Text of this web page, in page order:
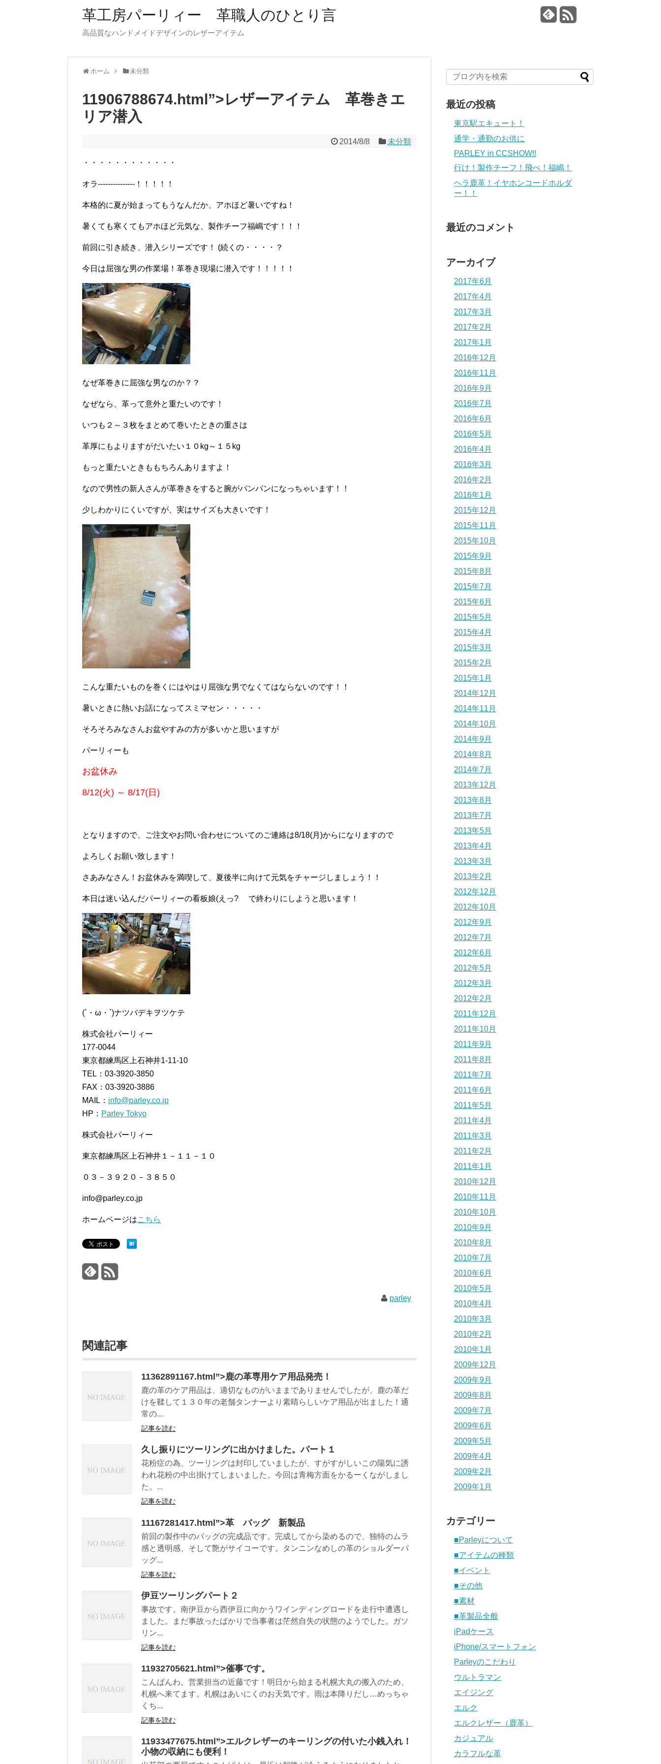
革工房パーリィー 革職人のひとり言
高品質なハンドメイドデザインのレザーアイテム
ホーム 未分類
11906788674.html”>レザーアイテム 革巻きエ
リア潜入
2014/8/8 未分類
・・・・・・・・・・・・
オラ---------------！！！！！
本格的に夏が始まってもうなんだか、アホほど暑いですね！
暑くても寒くてもアホほど元気な、製作チーフ福嶋です！！！
前回に引き続き、潜入シリーズです！ (続くの・・・・？
今日は屈強な男の作業場！革巻き現場に潜入です！！！！！
なぜ革巻きに屈強な男なのか？？
なぜなら、革って意外と重たいのです！
いつも２～３枚をまとめて巻いたときの重さは
革厚にもよりますがだいたい１０kg～１５kg
もっと重たいときももちろんありますよ！
なので男性の新人さんが革巻きをすると腕がパンパンになっちゃいます！！
少しわかりにくいですが、実はサイズも大きいです！
こんな重たいものを巻くにはやはり屈強な男でなくてはならないのです！！
暑いときに熱いお話になってスミマセン・・・・・
そろそろみなさんお盆やすみの方が多いかと思いますが
パーリィーも
お盆休み
8/12(火) ～ 8/17(日 )
となりますので、ご注文やお問い合わせについてのご連絡は8/18(月)からになりますので
よろしくお願い致します！
さあみなさん！お盆休みを満喫して、夏後半に向けて元気をチャージしましょう！！
本日は迷い込んだパーリィーの看板娘(えっ? で終わりにしようと思います！
(´・ω・`)ナツバデキヲツケテ
株式会社パーリィー
177-0044
東京都練馬区上石神井1-11-10
TEL：03-3920-3850
FAX：03-3920-3886
MAIL： info@parley.co.jp
HP： Parley Tokyo
株式会社パーリィー
東京都練馬区上石神井１－１１－１０
０３－３９２０－３８５０
info@parley.co.jp
ホームページはこちら
parley
関連記事
11362891167.html”>鹿の革専用ケア用品発売！
鹿の革のケア用品は、適切なものがいままでありませんでしたが、鹿の革だ
けを鞣して１３０年の老舗タンナーより素晴らしいケア用品が出ました！通
常の...
記事を読む
久し振りにツーリングに出かけました。パート１
花粉症の為、ツーリングは封印していましたが、すがすがしいこの陽気に誘
われ花粉の中出掛けてしまいました。今回は青梅方面をかるーくながしまし
た。...
記事を読む
11167281417.html”>革 バッグ 新製品
前回の製作中のバッグの完成品です。完成してから染めるので、独特のムラ
感と透明感、そして艶がサイコーです。タンニンなめしの革のショルダーバ
ッグ...
記事を読む
伊豆ツーリングパート２
事故です。南伊豆から西伊豆に向かうワインディングロードを走行中遭遇し
ました。まだ事故ったばかりで当事者は茫然自失の状態のようでした。ガソ
リン...
記事を読む
11932705621.html”>催事です。
こんばんわ。営業担当の近藤です！明日から始まる札幌大丸の搬入のため、
札幌へ来てます。札幌はあいにくのお天気です。雨は本降りだし…めっちゃ
くち...
記事を読む
11933477675.html”>エルクレザーのキーリングの付いた小銭入れ！
小物の収納にも便利！
最近の投稿
東京駅エキュート！
通学・通勤のお供に
PARLEY in CCSHOW!!
行け！製作チーフ！飛べ！福嶋！
ヘラ鹿革！イヤホンコードホルダ
ー！！
最近のコメント
アーカイブ
2017年6月
2017年4月
2017年3月
2017年2月
2017年1月
2016年12月
2016年11月
2016年9月
2016年7月
2016年6月
2016年5月
2016年4月
2016年3月
2016年2月
2016年1月
2015年12月
2015年11月
2015年10月
2015年9月
2015年8月
2015年7月
2015年6月
2015年5月
2015年4月
2015年3月
2015年2月
2015年1月
2014年12月
2014年11月
2014年10月
2014年9月
2014年8月
2014年7月
2013年12月
2013年8月
2013年7月
2013年5月
2013年4月
2013年3月
2013年2月
2012年12月
2012年10月
2012年9月
2012年7月
2012年6月
2012年5月
2012年3月
2012年2月
2011年12月
2011年10月
2011年9月
2011年8月
2011年7月
2011年6月
2011年5月
2011年4月
2011年3月
2011年2月
2011年1月
2010年12月
2010年11月
2010年10月
2010年9月
2010年8月
2010年7月
2010年6月
2010年5月
2010年4月
2010年3月
2010年2月
2010年1月
2009年12月
2009年9月
2009年8月
2009年7月
2009年6月
2009年5月
2009年4月
2009年2月
2009年1月
カテゴリー
■Parleyについて
■アイテムの種類
■イベント
■その他
■素材
■革製品全般
iPadケース
iPhone/スマートフォン
Parleyのこだわり
ウルトラマン
エイジング
エルク
エルクレザー（鹿革）
カジュアル
カラフルな革